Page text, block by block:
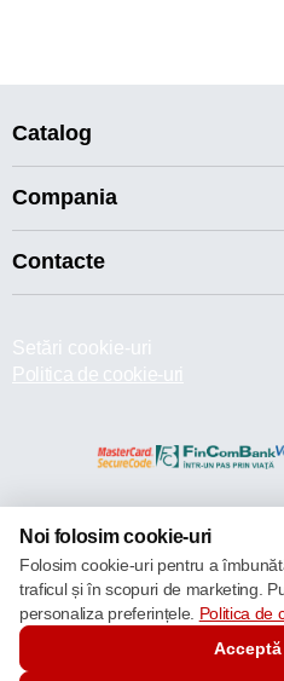
Catalog
Compania
Contacte
Setări cookie-uri
Politica de cookie-uri
Noi folosim cookie-uri
Folosim cookie-uri pentru a
traficul și în scopuri de marketing.
personaliza preferințele. Politica de